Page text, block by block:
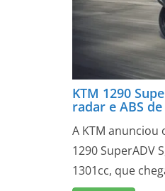
KTM 1290
radar e ABS
A KTM anunciou
1290 SuperADV
1301cc, que